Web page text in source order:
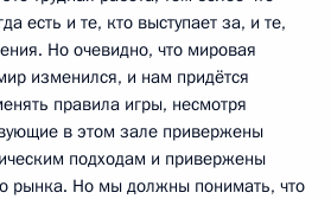
есть и те, кто выступает за, и те,
Но очевидно, что мировая
изменился, и нам придётся
правила игры, несмотря
в этом зале привержены
подходам и привержены
рынка. Но мы должны понимать, что